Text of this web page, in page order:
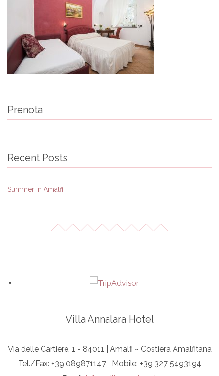
Prenota
Recent Posts
Summer in Amalfi
Villa Annalara Hotel
Via delle Cartiere, 1 - 84011 | Amalfi ~ Costiera Amalfitana
Tel./Fax: +39 089871147 | Mobile: +39 327 5493194